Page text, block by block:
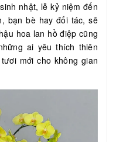
nhật, lễ kỷ niệm đến
bạn bè hay đối tác, sẽ
hoa lan hồ điệp cũng
ai yêu thích thiên
mới cho không gian